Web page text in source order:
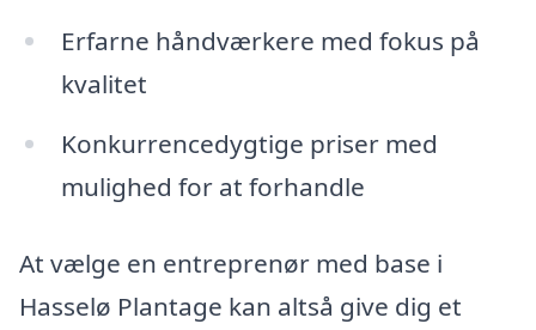
Erfarne håndværkere med fokus på
kvalitet
Konkurrencedygtige priser med
mulighed for at forhandle
At vælge en entreprenør med base i
Hasselø Plantage kan altså give dig et